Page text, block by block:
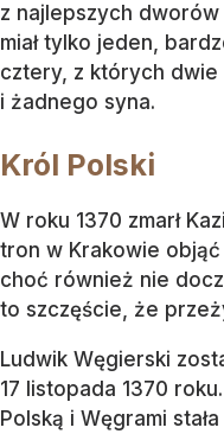
z najlepszych
miał tylko jeden,
cztery, z których dwie
i żadnego syna.
Król Polski
W roku 1370 zmarł
tron w Krakowie objąć
choć również nie
to szczęście, że
Ludwik Węgierski
17 listopada 1370
Polską i Węgrami